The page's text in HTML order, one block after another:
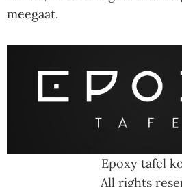
meegaat.
Epoxy tafel
All rights